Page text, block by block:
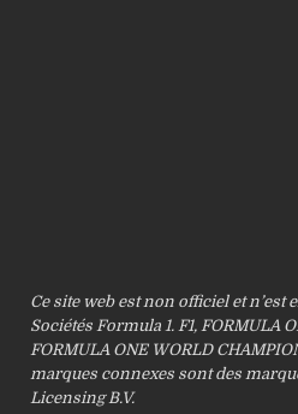
Ce site web est non officiel et n’est
Sociétés Formula 1. F1, FORMULA
FORMULA ONE WORLD
marques connexes sont des
Licensing B.V.